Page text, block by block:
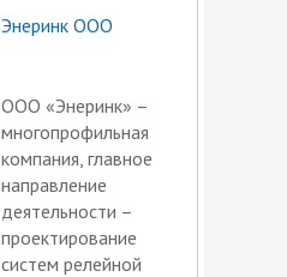
Энеринк ООО
ООО «Энеринк» –
многопрофильная
компания, главное
направление
деятельности –
проектирование
систем релейной